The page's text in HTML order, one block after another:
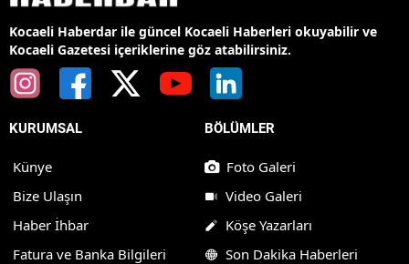
Kocaeli Haberdar ile güncel Kocaeli Haberleri okuyabilir ve
Kocaeli Gazetesi içeriklerine göz atabilirsiniz.
KURUMSAL
Künye
Bize Ulaşın
Haber İhbar
Fatura ve Banka Bilgileri
BÖLÜMLER
Foto Galeri
Video Galeri
Köşe Yazarları
Son Dakika Haberleri